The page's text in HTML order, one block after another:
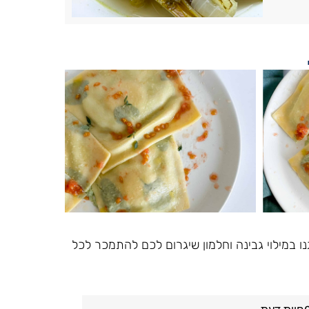
במילוי גבינה וחלמון שיגרום לכם להתמכר לכל